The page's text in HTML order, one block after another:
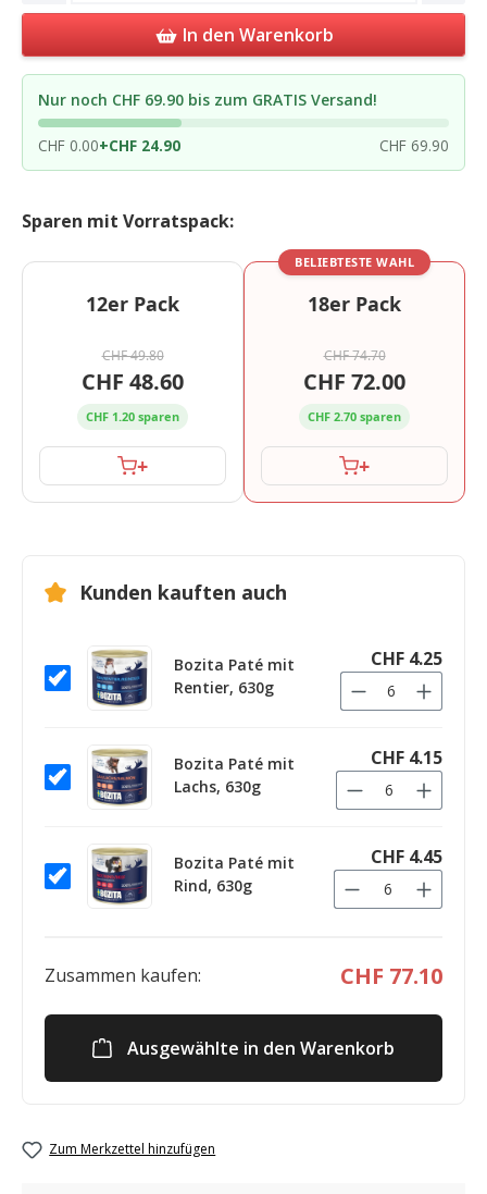
In den Warenkorb
Nur noch CHF 69.90 bis zum GRATIS Versand!
CHF 0.00+CHF 24.90 CHF 69.90
Sparen mit Vorratspack:
12er Pack
CHF 49.80
CHF 48.60
CHF 1.20 sparen
+
BELIEBTESTE WAHL
18er Pack
CHF 74.70
CHF 72.00
CHF 2.70 sparen
+
Kunden kauften auch
Bozita Paté mit
Rentier, 630g
CHF 4.25
Bozita Paté mit
Lachs, 630g
CHF 4.15
Bozita Paté mit
Rind, 630g
CHF 4.45
Zusammen kaufen: CHF 77.10
Ausgewählte in den Warenkorb
Zum Merkzettel hinzufügen